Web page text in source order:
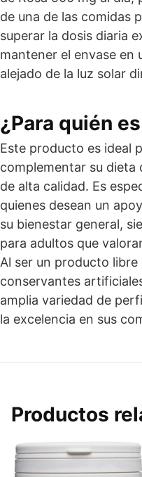
de una de las comidas
superar la dosis diaria
mantener el envase en
alejado de la luz solar
¿Para quién
Este producto es ideal
complementar su dieta
de alta calidad. Es
quienes desean un
su bienestar general,
para adultos que
Al ser un producto
conservantes
amplia variedad de
la excelencia en sus
Productos